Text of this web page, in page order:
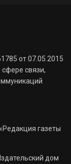
от 07.05.2015
связи,
газеты
дом